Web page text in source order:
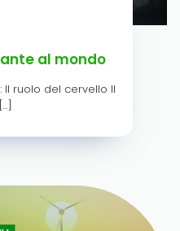
al mondo
ruolo del cervello Il